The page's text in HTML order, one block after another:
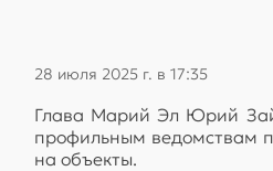
28 июля 2025 г. в 17:35
Глава Марий Эл Юрий
профильным ведомствам
на объекты.